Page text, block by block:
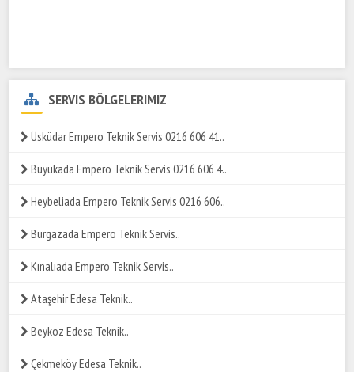
SERVIS BÖLGELERIMIZ
Üsküdar Empero Teknik Servis 0216 606 41..
Büyükada Empero Teknik Servis 0216 606 4..
Heybeliada Empero Teknik Servis 0216 606..
Burgazada Empero Teknik Servis..
Kınalıada Empero Teknik Servis..
Ataşehir Edesa Teknik..
Beykoz Edesa Teknik..
Çekmeköy Edesa Teknik..